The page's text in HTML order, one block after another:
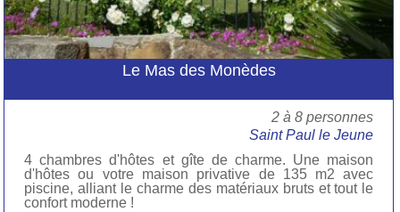
Le Mas des Monèdes
2 à 8 personnes
Saint Paul le Jeune
4 chambres d'hôtes et gîte de charme. Une maison
d'hôtes ou votre maison privative de 135 m2 avec
piscine, alliant le charme des matériaux bruts et tout le
confort moderne !